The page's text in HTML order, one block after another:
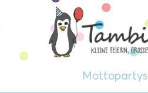
Mottopartys